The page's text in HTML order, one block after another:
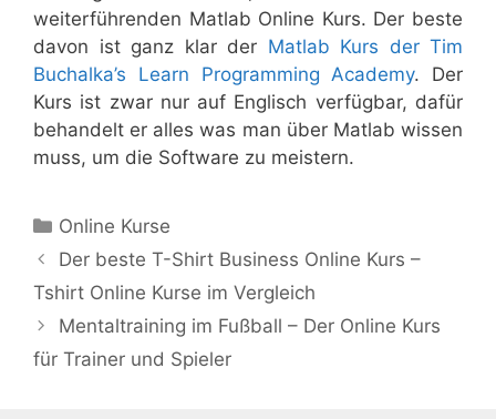
weiterführenden Matlab Online Kurs. Der beste
davon ist ganz klar der Matlab Kurs der Tim
Buchalka’s Learn Programming Academy. Der
Kurs ist zwar nur auf Englisch verfügbar, dafür
behandelt er alles was man über Matlab wissen
muss, um die Software zu meistern.
Kategorien
Online Kurse
Der beste T-Shirt Business Online Kurs –
Tshirt Online Kurse im Vergleich
Mentaltraining im Fußball – Der Online Kurs
für Trainer und Spieler